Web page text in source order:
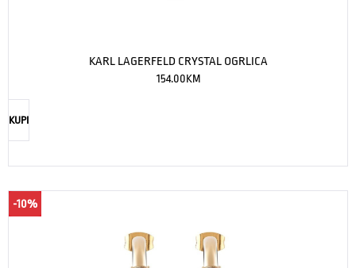
KARL LAGERFELD CRYSTAL OGRLICA
154.00KM
KUPI
-10%